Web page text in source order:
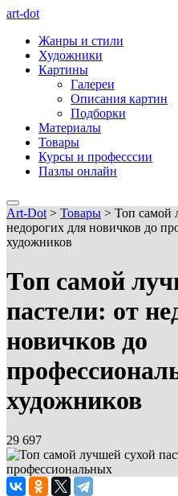
art-dot
Жанры и стили
Художники
Картины
Галереи
Описания картин
Подборки
Материалы
Товары
Курсы и професссии
Пазлы онлайн
Art-Dot > Товары > Топ самой
недорогих для новичков до
художников
Топ самой
пастели: от
новичков до
художников
29 697